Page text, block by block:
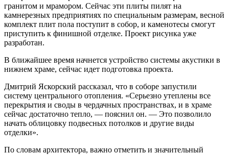
гранитом и мрамором. Сейчас эти плиты пилят на
камнерезных предприятиях по специальным размерам, весной
комплект плит пола поступит в собор, и каменотесы смогут
приступить к финишной отделке. Проект рисунка уже
разработан.
В ближайшее время начнется устройство системы акустики в
нижнем храме, сейчас идет подготовка проекта.
Дмитрий Яскорский рассказал, что в соборе запустили
систему центрального отопления. «Серьезно утеплены все
перекрытия и своды в чердачных пространствах, и в храме
сейчас достаточно тепло, — пояснил он. — Это позволило
начать облицовку подвесных потолков и другие виды
отделки».
По словам архитектора, важно отметить и значительный